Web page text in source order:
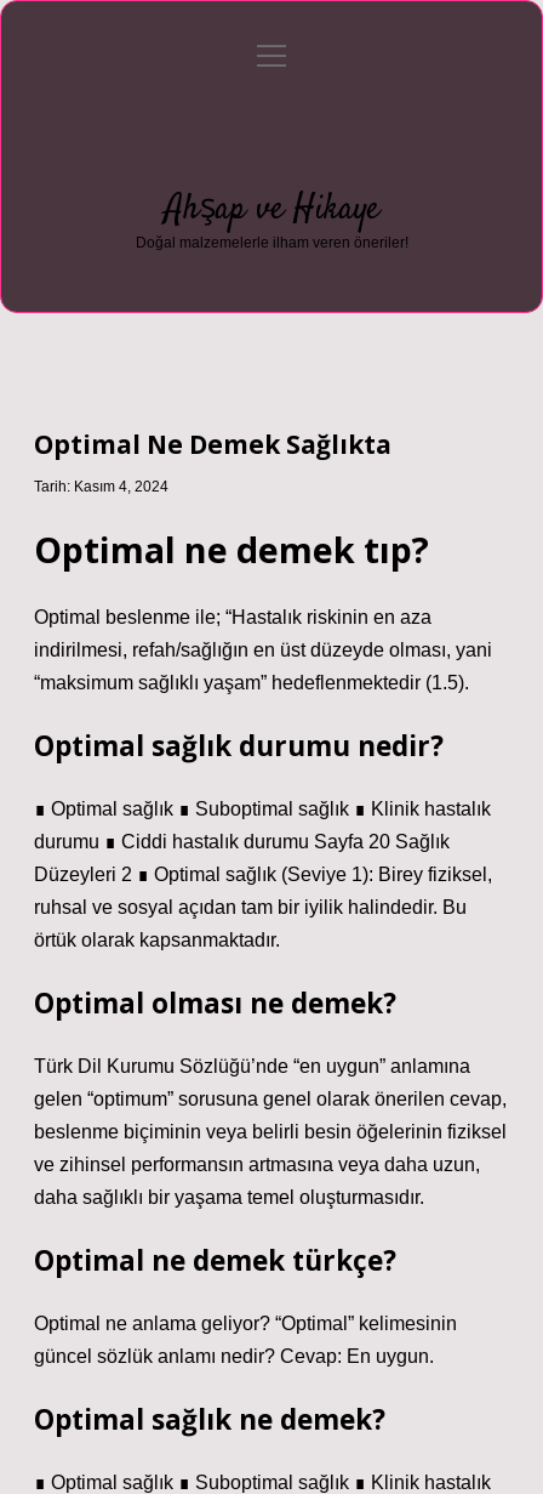
Gizlilik Politikası
menüyü
Ahşap ve Hikaye
Doğal malzemelerle ilham veren öneriler!
Optimal Ne Demek Sağlıkta
Tarih: Kasım 4, 2024
Optimal ne demek tıp?
Optimal beslenme ile; “Hastalık riskinin en aza
indirilmesi, refah/sağlığın en üst düzeyde olması, yani
“maksimum sağlıklı yaşam” hedeflenmektedir (1.5).
Optimal sağlık durumu nedir?
∎ Optimal sağlık ∎ Suboptimal sağlık ∎ Klinik hastalık
durumu ∎ Ciddi hastalık durumu Sayfa 20 Sağlık
Düzeyleri 2 ∎ Optimal sağlık (Seviye 1): Birey fiziksel,
ruhsal ve sosyal açıdan tam bir iyilik halindedir. Bu
örtük olarak kapsanmaktadır.
Optimal olması ne demek?
Türk Dil Kurumu Sözlüğü’nde “en uygun” anlamına
gelen “optimum” sorusuna genel olarak önerilen cevap,
beslenme biçiminin veya belirli besin öğelerinin fiziksel
ve zihinsel performansın artmasına veya daha uzun,
daha sağlıklı bir yaşama temel oluşturmasıdır.
Optimal ne demek türkçe?
Optimal ne anlama geliyor? “Optimal” kelimesinin
güncel sözlük anlamı nedir? Cevap: En uygun.
Optimal sağlık ne demek?
∎ Optimal sağlık ∎ Suboptimal sağlık ∎ Klinik hastalık